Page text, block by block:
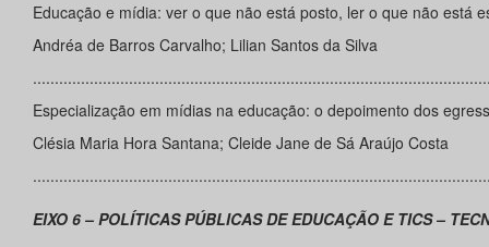
Educação e mídia: ver o que não está posto, ler o que não está
Andréa de Barros Carvalho; Lilian Santos da Silva
Especialização em mídias na educação: o depoimento dos
Clésia Maria Hora Santana; Cleide Jane de Sá Araújo Costa
EIXO 6 – POLÍTICAS PÚBLICAS DE EDUCAÇÃO E TICS –